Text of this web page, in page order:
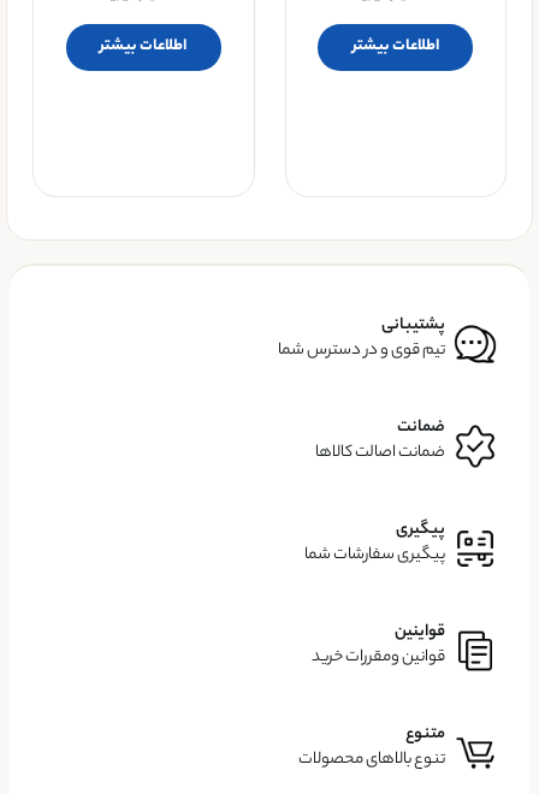
اطلاعات بیشتر اطلاعات بیشتر
پشتیبانی
تیم قوی و در دسترس شما
ضمانت
ضمانت اصالت کالاها
پیگیری
پیگیری سفارشات شما
قواینین
قوانین ومقررات خرید
متنوع
تنوع بالاهای محصولات